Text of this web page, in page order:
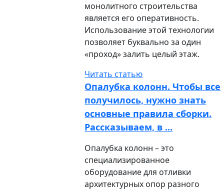
монолитного строительства
является его оперативность.
Использование этой технологии
позволяет буквально за один
«проход» залить целый этаж.
Читать статью
Опалубка колонн. Чтобы все
получилось, нужно знать
основные правила сборки.
Рассказываем, в ...
Опалубка колонн – это
специализированное
оборудование для отливки
архитектурных опор разного